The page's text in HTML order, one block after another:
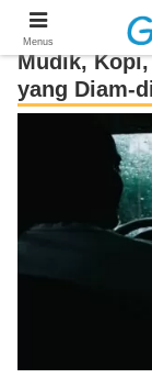
Mudik,
yang Diam-
Menus